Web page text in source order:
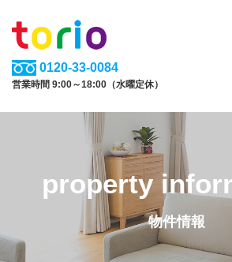
0120-33-0084
営業時間 9:00～18:00（水曜定休）
property
物件情報